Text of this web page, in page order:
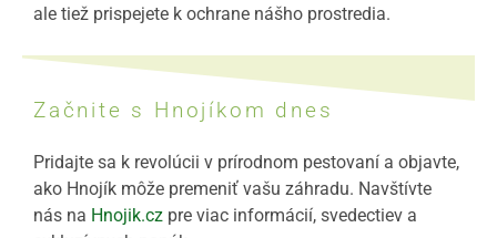
ale tiež prispejete k ochrane nášho prostredia.
Začnite s Hnojíkom dnes
Pridajte sa k revolúcii v prírodnom pestovaní a objavte,
ako Hnojík môže premeniť vašu záhradu. Navštívte
nás na Hnojik.cz pre viac informácií, svedectiev a